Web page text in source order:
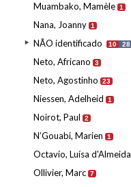
Muambako, Mamèle 1
Nana, Joanny 1
NÃO identificado 10 28
Neto, Africano 3
Neto, Agostinho 23
Niessen, Adelheid 1
Noirot, Paul 2
N’Gouabi, Marien 1
Octavio, Luísa d'Almeida
Ollivier, Marc 7